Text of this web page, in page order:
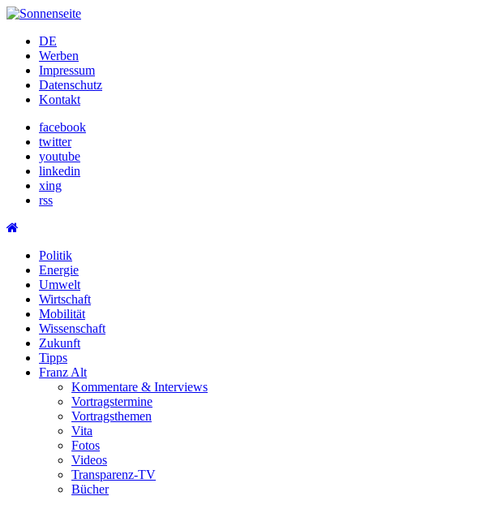
Skip
contentDE
Werben
Impressum
Datenschutz
Kontakt
facebook
twitter
youtube
linkedin
xing
rss
Politik
Energie
Umwelt
Wirtschaft
Mobilität
Wissenschaft
Zukunft
Tipps
Franz Alt
Kommentare & Interviews
Vortragstermine
Vortragsthemen
Vita
Fotos
Videos
Transparenz-TV
Bücher